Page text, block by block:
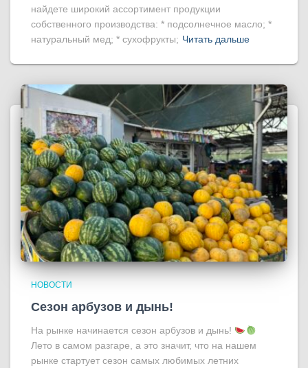
найдете широкий ассортимент продукции
собственного производства: * подсолнечное масло; *
натуральный мед; * сухофрукты; Читать дальше
НОВОСТИ
Сезон арбузов и дынь!
На рынке начинается сезон арбузов и дынь!
Лето в самом разгаре, а это значит, что на нашем
рынке стартует сезон самых любимых летних